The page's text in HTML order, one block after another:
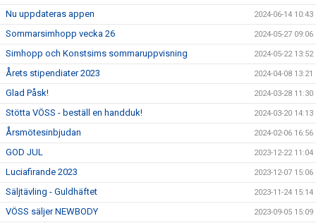
Nu uppdateras appen 2024-06-14 10:43
Sommarsimhopp vecka 26 2024-05-27 09:06
Simhopp och Konstsims sommaruppvisning 2024-05-22 13:52
Årets stipendiater 2023 2024-04-08 13:21
Glad Påsk! 2024-03-28 11:30
Stötta VÖSS - beställ en handduk! 2024-03-20 14:13
Årsmötesinbjudan 2024-02-06 16:56
GOD JUL 2023-12-22 11:04
Luciafirande 2023 2023-12-07 15:06
Säljtävling - Guldhäftet 2023-11-24 15:14
VÖSS säljer NEWBODY 2023-09-05 15:09